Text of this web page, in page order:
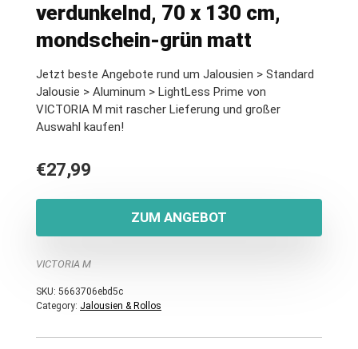
verdunkelnd, 70 x 130 cm,
mondschein-grün matt
Jetzt beste Angebote rund um Jalousien > Standard
Jalousie > Aluminum > LightLess Prime von
VICTORIA M mit rascher Lieferung und großer
Auswahl kaufen!
€27,99
ZUM ANGEBOT
VICTORIA M
SKU: 5663706ebd5c
Category: Jalousien & Rollos